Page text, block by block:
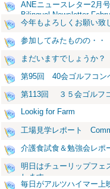
ANEニュースレター2
Bilingual Newsletter
今年もよろしくお願い致
参加してみたものの・・
まだいますでしょうか？
第95回 40会ゴルフコン
第113回 ３５会ゴルフ
Lookig for Farm
工場見学レポート
介護食試食＆勉強会レポ
明日はチューリップフェ
します
毎日がアルツハイマー